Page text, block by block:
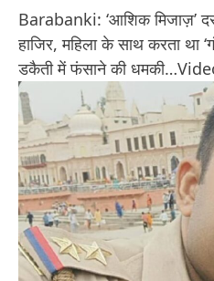
Barabanki: ‘आशिक मिजाज़’
हाजिर, महिला के साथ करता था
डकैती में फंसाने की